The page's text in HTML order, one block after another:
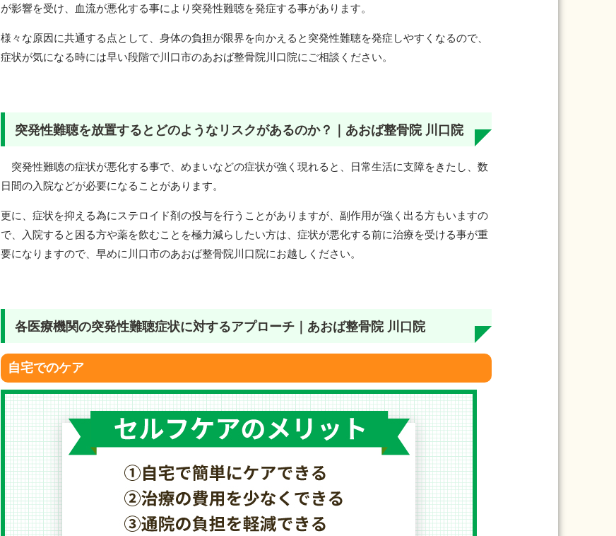
が影響を受け、血流が悪化する事により突発性難聴を発症する事があります。
様々な原因に共通する点として、身体の負担が限界を向かえると突発性難聴を発症しやすくなるので、
症状が気になる時には早い段階で川口市のあおば整骨院川口院にご相談ください。
突発性難聴を放置するとどのようなリスクがあるのか？｜あおば整骨院 川口院
突発性難聴の症状が悪化する事で、めまいなどの症状が強く現れると、日常生活に支障をきたし、数
日間の入院などが必要になることがあります。
更に、症状を抑える為にステロイド剤の投与を行うことがありますが、副作用が強く出る方もいますの
で、入院すると困る方や薬を飲むことを極力減らしたい方は、症状が悪化する前に治療を受ける事が重
要になりますので、早めに川口市のあおば整骨院川口院にお越しください。
各医療機関の突発性難聴症状に対するアプローチ｜あおば整骨院 川口院
自宅でのケア